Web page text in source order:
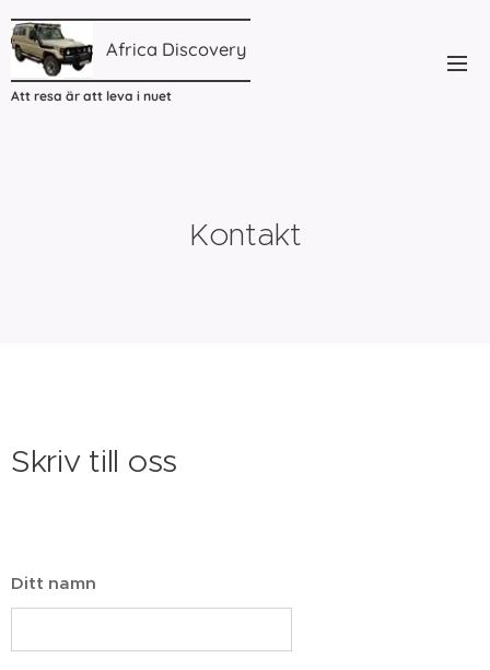
Africa Discovery
Att resa är att leva i nuet
Kontakt
Skriv till oss
Ditt namn